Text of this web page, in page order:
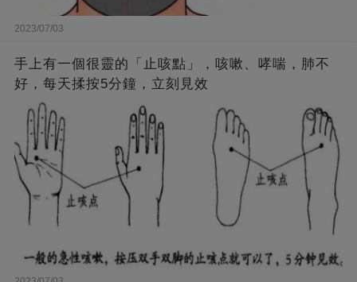
2023/07/03
手上有一個很靈的「止咳點」，咳嗽、哮喘，肺不
好，每天揉按5分鐘，立刻見效